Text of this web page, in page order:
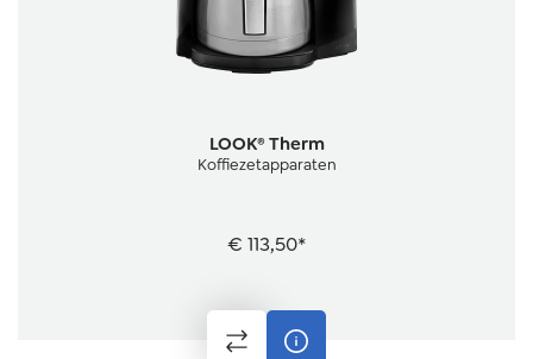
LOOK® Therm
Koffiezetapparaten
€ 113,50*